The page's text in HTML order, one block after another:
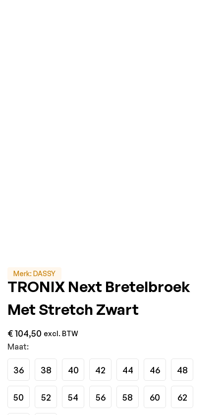
Merk: DASSY
TRONIX Next Bretelbroek
Met Stretch Zwart
€104,50 excl. BTW
Maat:
36 38 40 42 44 46 48
50 52 54 56 58 60 62